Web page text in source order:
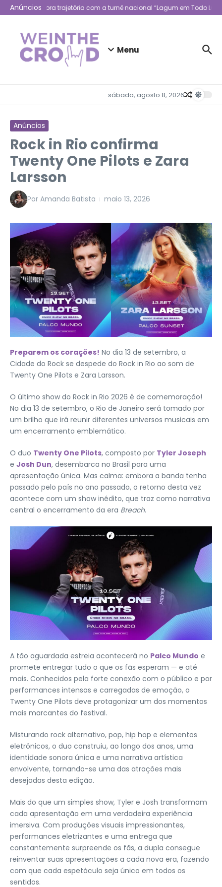
Ir para o conteúdo
Anúncios
Lagum celebra trajetória com a turnê nacional “Lagum em Todo Lugar”
Menu
sábado, agosto 8, 2026
Anúncios
Rock in Rio confirma
Twenty One Pilots e Zara
Larsson
Por Amanda Batista maio 13, 2026
Preparem os corações! No dia 13 de setembro, a
Cidade do Rock se despede do Rock in Rio ao som de
Twenty One Pilots e Zara Larsson.
O último show do Rock in Rio 2026 é de comemoração!
No dia 13 de setembro, o Rio de Janeiro será tomado por
um brilho que irá reunir diferentes universos musicais em
um encerramento emblemático.
O duo Twenty One Pilots, composto por Tyler Joseph
e Josh Dun, desembarca no Brasil para uma
apresentação única. Mas calma: embora a banda tenha
passado pelo país no ano passado, o retorno desta vez
acontece com um show inédito, que traz como narrativa
central o encerramento da era Breach.
A tão aguardada estreia acontecerá no Palco Mundo e
promete entregar tudo o que os fãs esperam — e até
mais. Conhecidos pela forte conexão com o público e por
performances intensas e carregadas de emoção, o
Twenty One Pilots deve protagonizar um dos momentos
mais marcantes do festival.
Misturando rock alternativo, pop, hip hop e elementos
eletrônicos, o duo construiu, ao longo dos anos, uma
identidade sonora única e uma narrativa artística
envolvente, tornando-se uma das atrações mais
desejadas desta edição.
Mais do que um simples show, Tyler e Josh transformam
cada apresentação em uma verdadeira experiência
imersiva. Com produções visuais impressionantes,
performances eletrizantes e uma entrega que
constantemente surpreende os fãs, a dupla consegue
reinventar suas apresentações a cada nova era, fazendo
com que cada espetáculo seja único em todos os
sentidos.